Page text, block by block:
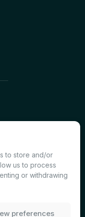
to store and/or
us to process
or withdrawing
preferences